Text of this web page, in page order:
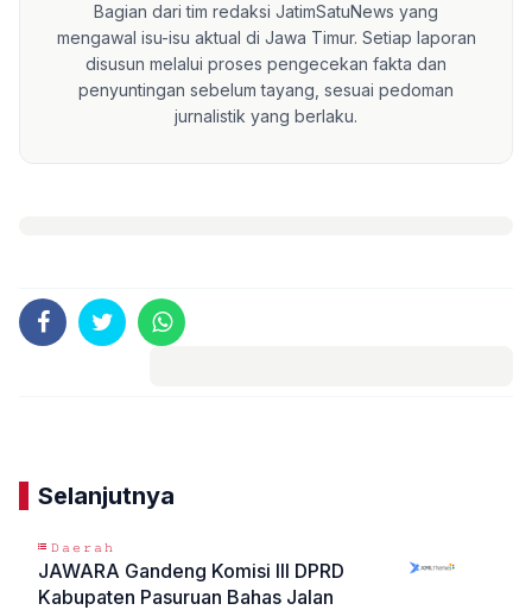
Bagian dari tim redaksi JatimSatuNews yang
mengawal isu-isu aktual di Jawa Timur. Setiap laporan
disusun melalui proses pengecekan fakta dan
penyuntingan sebelum tayang, sesuai pedoman
jurnalistik yang berlaku.
Selanjutnya
𝙳𝚊𝚎𝚛𝚊𝚑
JAWARA Gandeng Komisi III DPRD
Kabupaten Pasuruan Bahas Jalan